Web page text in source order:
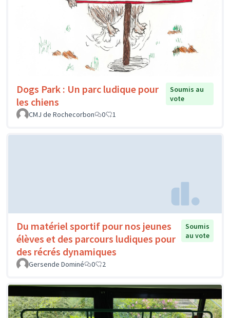
Dogs Park : Un parc ludique pour
les chiens
Soumis au
vote
CMJ de Rochecorbon
0 1
Du matériel sportif pour nos jeunes
élèves et des parcours ludiques pour
des récrés dynamiques
Soumis
au vote
Gersende Dominé 0 2